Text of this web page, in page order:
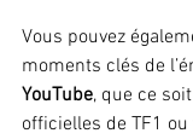
Vous pouvez
moments clés de
YouTube, que ce
officielles de TF1